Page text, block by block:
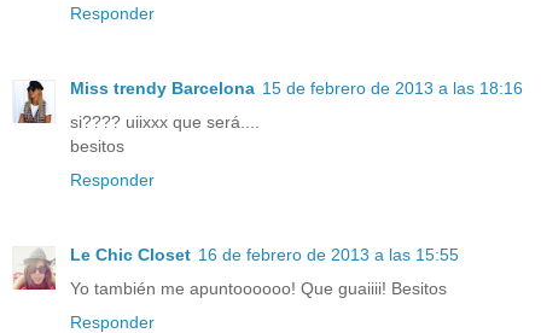
Responder
Miss trendy Barcelona 15 de febrero de 2013 a las 18:16
si???? uiixxx que será....
besitos
Responder
Le Chic Closet 16 de febrero de 2013 a las 15:55
Yo también me apuntoooooo! Que guaiiii! Besitos
Responder